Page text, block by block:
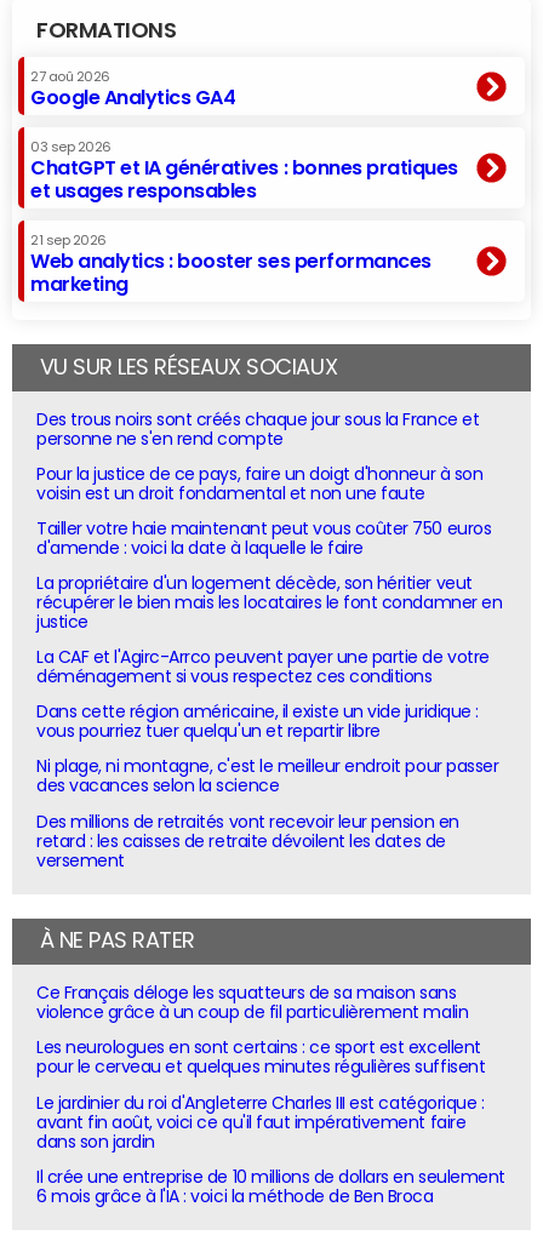
FORMATIONS
27 aoû 2026
Google Analytics GA4
03 sep 2026
ChatGPT et IA génératives : bonnes pratiques
et usages responsables
21 sep 2026
Web analytics : booster ses performances
marketing
VU SUR LES RÉSEAUX SOCIAUX
Des trous noirs sont créés chaque jour sous la France et
personne ne s'en rend compte
Pour la justice de ce pays, faire un doigt d'honneur à son
voisin est un droit fondamental et non une faute
Tailler votre haie maintenant peut vous coûter 750 euros
d'amende : voici la date à laquelle le faire
La propriétaire d'un logement décède, son héritier veut
récupérer le bien mais les locataires le font condamner en
justice
La CAF et l'Agirc-Arrco peuvent payer une partie de votre
déménagement si vous respectez ces conditions
Dans cette région américaine, il existe un vide juridique :
vous pourriez tuer quelqu'un et repartir libre
Ni plage, ni montagne, c'est le meilleur endroit pour passer
des vacances selon la science
Des millions de retraités vont recevoir leur pension en
retard : les caisses de retraite dévoilent les dates de
versement
À NE PAS RATER
Ce Français déloge les squatteurs de sa maison sans
violence grâce à un coup de fil particulièrement malin
Les neurologues en sont certains : ce sport est excellent
pour le cerveau et quelques minutes régulières suffisent
Le jardinier du roi d'Angleterre Charles III est catégorique :
avant fin août, voici ce qu'il faut impérativement faire
dans son jardin
Il crée une entreprise de 10 millions de dollars en seulement
6 mois grâce à l'IA : voici la méthode de Ben Broca